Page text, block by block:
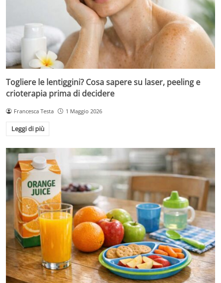
Togliere le lentiggini? Cosa sapere su laser, peeling e
crioterapia prima di decidere
Francesca Testa 1 Maggio 2026
Leggi di più